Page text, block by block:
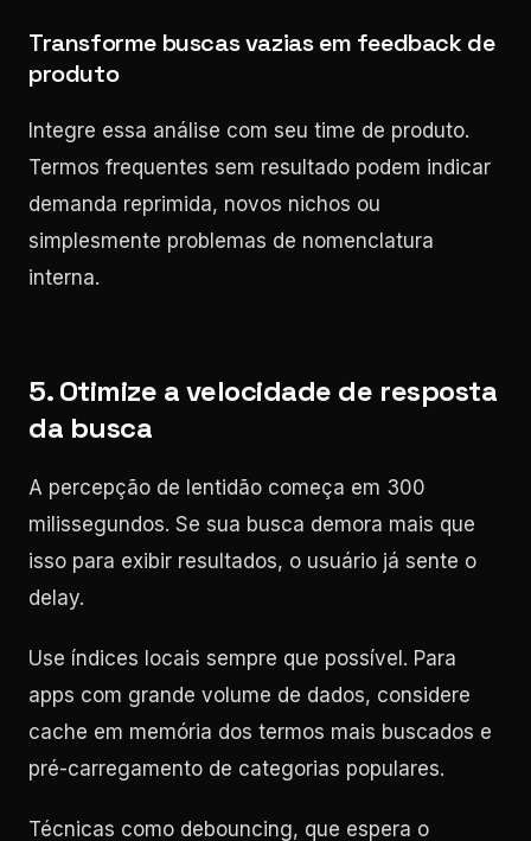
Transforme buscas vazias em feedback de
produto
Integre essa análise com seu time de produto.
Termos frequentes sem resultado podem indicar
demanda reprimida, novos nichos ou
simplesmente problemas de nomenclatura
interna.
5. Otimize a velocidade de resposta
da busca
A percepção de lentidão começa em 300
milissegundos. Se sua busca demora mais que
isso para exibir resultados, o usuário já sente o
delay.
Use índices locais sempre que possível. Para
apps com grande volume de dados, considere
cache em memória dos termos mais buscados e
pré-carregamento de categorias populares.
Técnicas como debouncing, que espera o